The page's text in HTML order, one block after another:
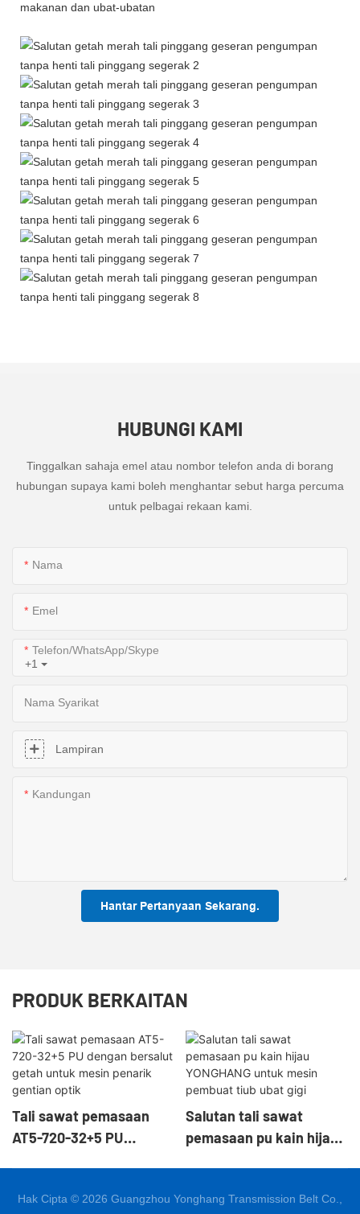
makanan dan ubat-ubatan
HUBUNGI KAMI
Tinggalkan sahaja emel atau nombor telefon anda di borang
hubungan supaya kami boleh menghantar sebut harga percuma
untuk pelbagai rekaan kami.
Nama
Emel
+1
Telefon/WhatsApp/Skype
Nama Syarikat
Lampiran
Kandungan
Hantar Pertanyaan Sekarang.
PRODUK BERKAITAN
Tali sawat pemasaan
AT5-720-32+5 PU
gentian optik
Salutan tali sawat
pemasaan pu kain hijau
Hak Cipta © 2026 Guangzhou Yonghang Transmission Belt Co.,